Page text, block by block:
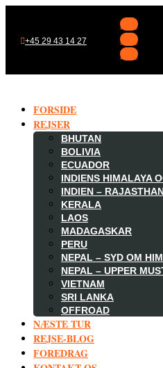
+45 29 43 14 27
Følg
Følg
Følg
FORSIDE
REJSER
BHUTAN
BOLIVIA
ECUADOR
INDIENS HIMALAYA
INDIEN –
KERALA
LAOS
MADAGASKAR
PERU
NEPAL – SYD OM
NEPAL – UPPER
VIETNAM
SRI LANKA
OFFROAD
NÆSTE TUR
REJSE-BLOG
FOREDRAG